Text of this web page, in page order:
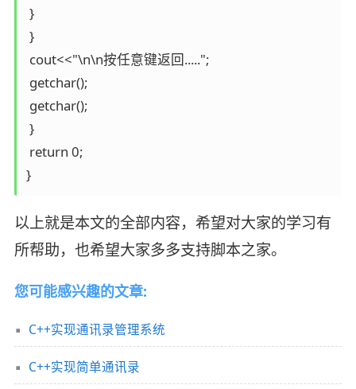
}
}
cout<<"\n\n按任意键返回.....";
getchar();
getchar();
}
return 0;
}
以上就是本文的全部内容，希望对大家的学习有
所帮助，也希望大家多多支持脚本之家。
您可能感兴趣的文章:
C++实现通讯录管理系统
C++实现简单通讯录